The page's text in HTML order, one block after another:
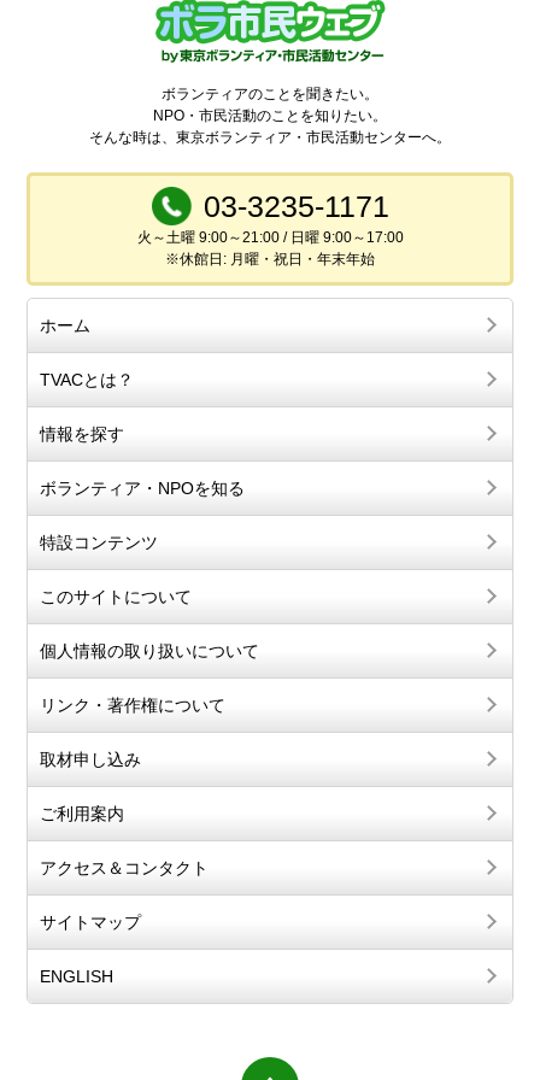
ボランティアのことを聞きたい。
NPO・市民活動のことを知りたい。
そんな時は、東京ボランティア・市民活動センターへ。
03-3235-1171
火～土曜 9:00～21:00 / 日曜 9:00～17:00
※休館日: 月曜・祝日・年末年始
ホーム
TVACとは？
情報を探す
ボランティア・NPOを知る
特設コンテンツ
このサイトについて
個人情報の取り扱いについて
リンク・著作権について
取材申し込み
ご利用案内
アクセス＆コンタクト
サイトマップ
ENGLISH